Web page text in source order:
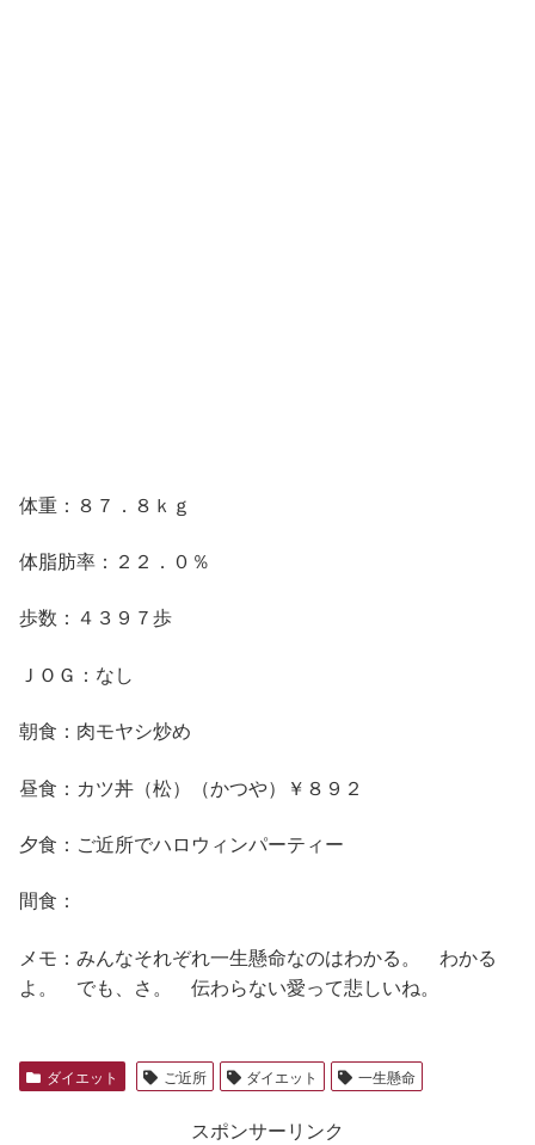
体重：８７．８ｋｇ
体脂肪率：２２．０％
歩数：４３９７歩
ＪＯＧ：なし
朝食：肉モヤシ炒め
昼食：カツ丼（松）（かつや）￥８９２
夕食：ご近所でハロウィンパーティー
間食：
メモ：みんなそれぞれ一生懸命なのはわかる。 わかる
よ。 でも、さ。 伝わらない愛って悲しいね。
ダイエット ご近所 ダイエット 一生懸命
スポンサーリンク